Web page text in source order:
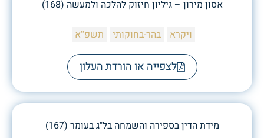
אסון מירון – גיליון חיזוק להלכה ולמעשה (168)
ויקרא בהר-בחוקותי תשפ''א
לצפייה או הורדת העלון
מידת הדין בספירה והשמחה בל"ג בעומר (167)